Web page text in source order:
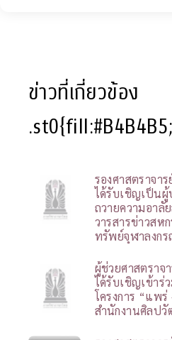
ข่าวที่เกี่ยวข้อง
รองศาสตราจา
ได้รับเชิญเป็น
ถวายความอา
วารสารข่าวสห
ทรัพย์จุฬาลงก
ผู้ช่วยศาสตราจ
ได้รับเชิญเข้าร่
โครงการ “แพ
สำนักงานศิลป